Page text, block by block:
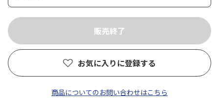
お気に入りに登録する
商品についてのお問い合わせはこちら